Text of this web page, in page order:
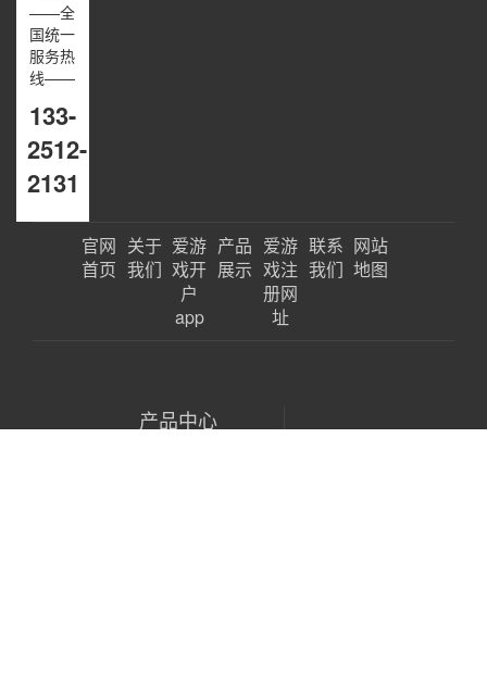
——全
国统一
服务热
线——
133-
2512-
2131
官网
首页
关于
我们
爱游
戏开
户
app
产品
展示
爱游
戏注
册网
址
联系
我们
网站
地图
产品中心